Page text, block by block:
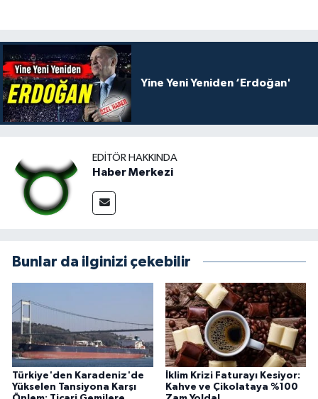
Yine Yeni Yeniden ‘Erdoğan'
EDITÖR HAKKINDA
Haber Merkezi
Bunlar da ilginizi çekebilir
Türkiye'den Karadeniz'de
Yükselen Tansiyona Karşı
İklim Krizi Faturayı Kesiyor:
Kahve ve Çikolataya %100